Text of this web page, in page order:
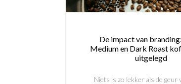
De impact van
Medium en Dark Roast
uitgelegd
Niets is zo lekker als de geur